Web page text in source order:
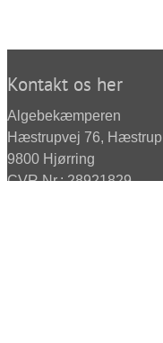
Kontakt os her
Algebekæmperen
Hæstrupvej 76, Hæstrup
9800 Hjørring
CVR.Nr.: 28921829